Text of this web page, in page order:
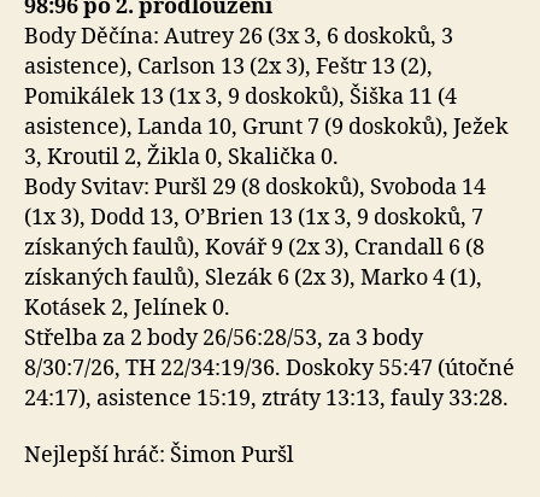
98:96 po 2. prodloužení
Body Děčína: Autrey 26 (3x 3, 6 doskoků, 3
asistence), Carlson 13 (2x 3), Feštr 13 (2),
Pomikálek 13 (1x 3, 9 doskoků), Šiška 11 (4
asistence), Landa 10, Grunt 7 (9 doskoků), Ježek
3, Kroutil 2, Žikla 0, Skalička 0.
Body Svitav: Puršl 29 (8 doskoků), Svoboda 14
(1x 3), Dodd 13, O’Brien 13 (1x 3, 9 doskoků, 7
získaných faulů), Kovář 9 (2x 3), Crandall 6 (8
získaných faulů), Slezák 6 (2x 3), Marko 4 (1),
Kotásek 2, Jelínek 0.
Střelba za 2 body 26/56:28/53, za 3 body
8/30:7/26, TH 22/34:19/36. Doskoky 55:47 (útočné
24:17), asistence 15:19, ztráty 13:13, fauly 33:28.
Nejlepší hráč: Šimon Puršl